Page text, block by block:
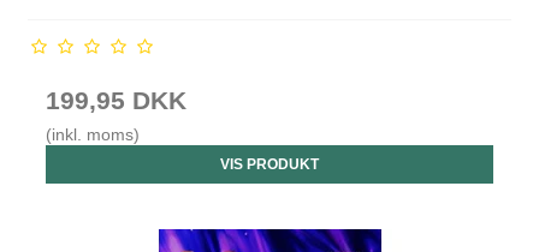
199,95 DKK
(inkl. moms)
VIS PRODUKT